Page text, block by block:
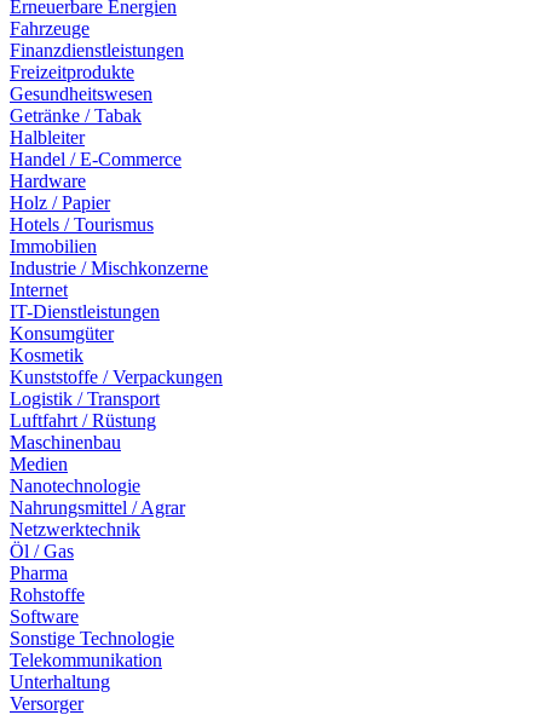
Erneuerbare Energien
Fahrzeuge
Finanzdienstleistungen
Freizeitprodukte
Gesundheitswesen
Getränke / Tabak
Halbleiter
Handel / E-Commerce
Hardware
Holz / Papier
Hotels / Tourismus
Immobilien
Industrie / Mischkonzerne
Internet
IT-Dienstleistungen
Konsumgüter
Kosmetik
Kunststoffe / Verpackungen
Logistik / Transport
Luftfahrt / Rüstung
Maschinenbau
Medien
Nanotechnologie
Nahrungsmittel / Agrar
Netzwerktechnik
Öl / Gas
Pharma
Rohstoffe
Software
Sonstige Technologie
Telekommunikation
Unterhaltung
Versorger